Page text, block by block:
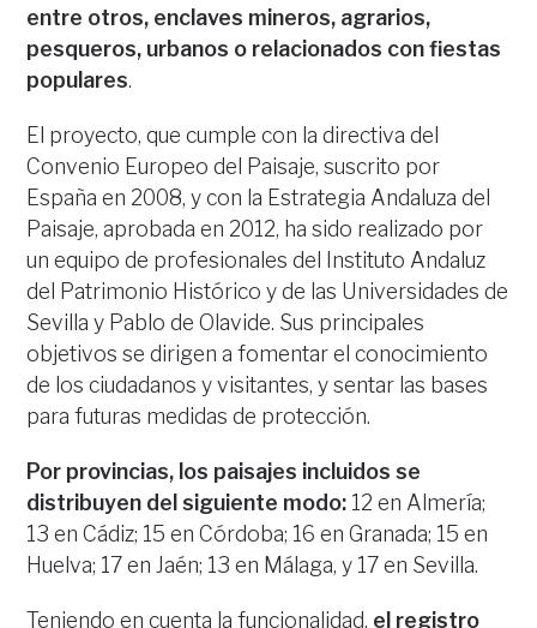
entre otros, enclaves mineros, agrarios,
pesqueros, urbanos o relacionados con fiestas
populares.
El proyecto, que cumple con la directiva del
Convenio Europeo del Paisaje, suscrito por
España en 2008, y con la Estrategia Andaluza del
Paisaje, aprobada en 2012, ha sido realizado por
un equipo de profesionales del Instituto Andaluz
del Patrimonio Histórico y de las Universidades de
Sevilla y Pablo de Olavide. Sus principales
objetivos se dirigen a fomentar el conocimiento
de los ciudadanos y visitantes, y sentar las bases
para futuras medidas de protección.
Por provincias, los paisajes incluidos se
distribuyen del siguiente modo: 12 en Almería;
13 en Cádiz; 15 en Córdoba; 16 en Granada; 15 en
Huelva; 17 en Jaén; 13 en Málaga, y 17 en Sevilla.
Teniendo en cuenta la funcionalidad, el registro